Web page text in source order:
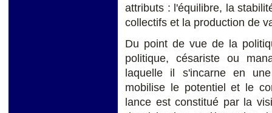
attributs : l'équilibre, la
collectifs et la production de
Du point de vue de la
politique, césariste ou
laquelle il s'incarne en
mobilise le potentiel et le
lance est constitué par la